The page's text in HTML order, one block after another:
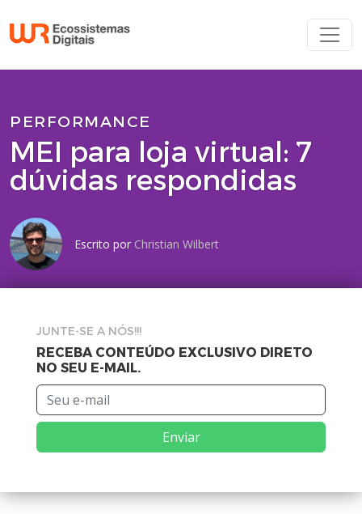
PERFORMANCE
MEI para loja virtual: 7
dúvidas respondidas
Escrito por Christian Wilbert
JUNTE-SE A NÓS!!!
RECEBA CONTEÚDO EXCLUSIVO DIRETO
NO SEU E-MAIL.
Enviar